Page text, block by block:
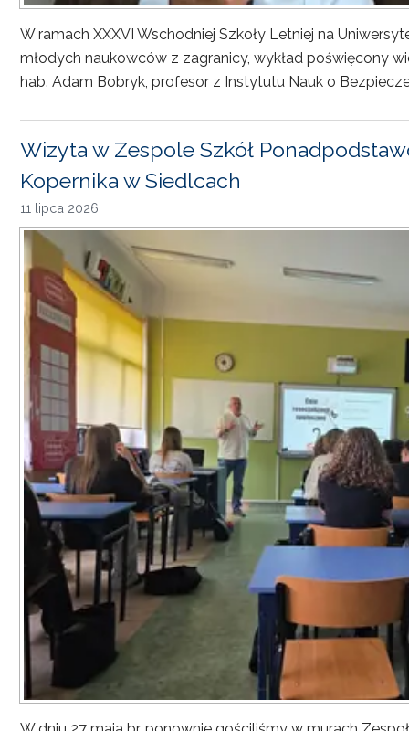
W ramach XXXVI Wschodniej Szkoły Letniej na
młodych naukowców z zagranicy, wykład poświęcony
hab. Adam Bobryk, profesor z Instytutu Nauk o
Wizyta w Zespole Szkół
Kopernika w Siedlcach
11 lipca 2026